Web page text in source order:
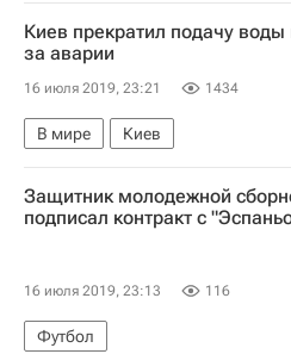
Киев прекратил подачу
за аварии
16 июля 2019, 23:21 1434
В мире
Киев
Луганская Народная
Ситуация в ДНР и ЛНР
Защитник молодежной
подписал контракт с
16 июля 2019, 23:13 116
Футбол